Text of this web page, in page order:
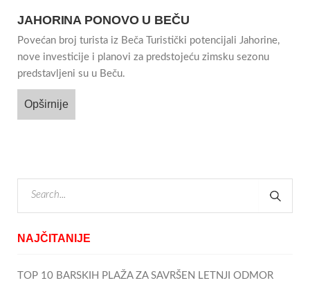
JAHORINA PONOVO U BEČU
Povećan broj turista iz Beča Turistički potencijali Jahorine,
nove investicije i planovi za predstojeću zimsku sezonu
predstavljeni su u Beču.
Opširnije
NAJČITANIJE
TOP 10 BARSKIH PLAŽA ZA SAVRŠEN LETNJI ODMOR